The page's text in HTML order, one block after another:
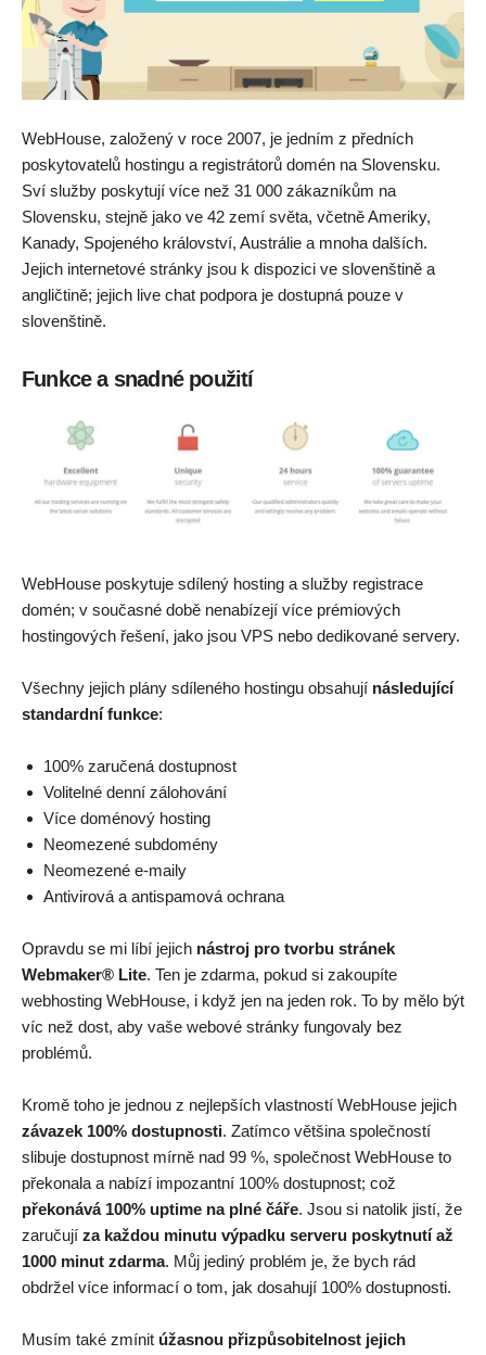
WebHouse, založený v roce 2007, je jedním z předních
poskytovatelů hostingu a registrátorů domén na Slovensku.
Sví služby poskytují více než 31 000 zákazníkům na
Slovensku, stejně jako ve 42 zemí světa, včetně Ameriky,
Kanady, Spojeného království, Austrálie a mnoha dalších.
Jejich internetové stránky jsou k dispozici ve slovenštině a
angličtině; jejich live chat podpora je dostupná pouze v
slovenštině.
Funkce a snadné použití
WebHouse poskytuje sdílený hosting a služby registrace
domén; v současné době nenabízejí více prémiových
hostingových řešení, jako jsou VPS nebo dedikované servery.
Všechny jejich plány sdíleného hostingu obsahují následující
standardní funkce:
100% zaručená dostupnost
Volitelné denní zálohování
Více doménový hosting
Neomezené subdomény
Neomezené e-maily
Antivirová a antispamová ochrana
Opravdu se mi líbí jejich nástroj pro tvorbu stránek
Webmaker® Lite. Ten je zdarma, pokud si zakoupíte
webhosting WebHouse, i když jen na jeden rok. To by mělo být
víc než dost, aby vaše webové stránky fungovaly bez
problémů.
Kromě toho je jednou z nejlepších vlastností WebHouse jejich
závazek 100% dostupnosti. Zatímco většina společností
slibuje dostupnost mírně nad 99 %, společnost WebHouse to
překonala a nabízí impozantní 100% dostupnost; což
překonává 100% uptime na plné čáře. Jsou si natolik jistí, že
zaručují za každou minutu výpadku serveru poskytnutí až
1000 minut zdarma. Můj jediný problém je, že bych rád
obdržel více informací o tom, jak dosahují 100% dostupnosti.
Musím také zmínit úžasnou přizpůsobitelnost jejich